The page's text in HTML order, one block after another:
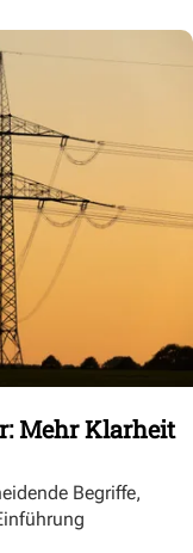
Mehr Klarheit
Begriffe,